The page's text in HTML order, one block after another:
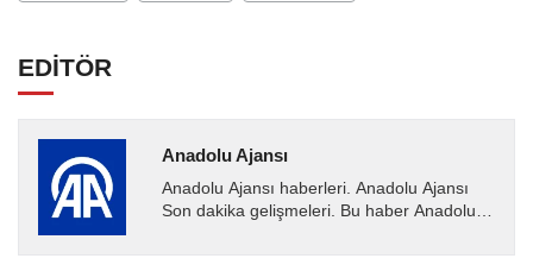
EDİTÖR
Anadolu Ajansı
Anadolu Ajansı haberleri. Anadolu Ajansı
Son dakika gelişmeleri. Bu haber Anadolu
Ajansı tarafından...